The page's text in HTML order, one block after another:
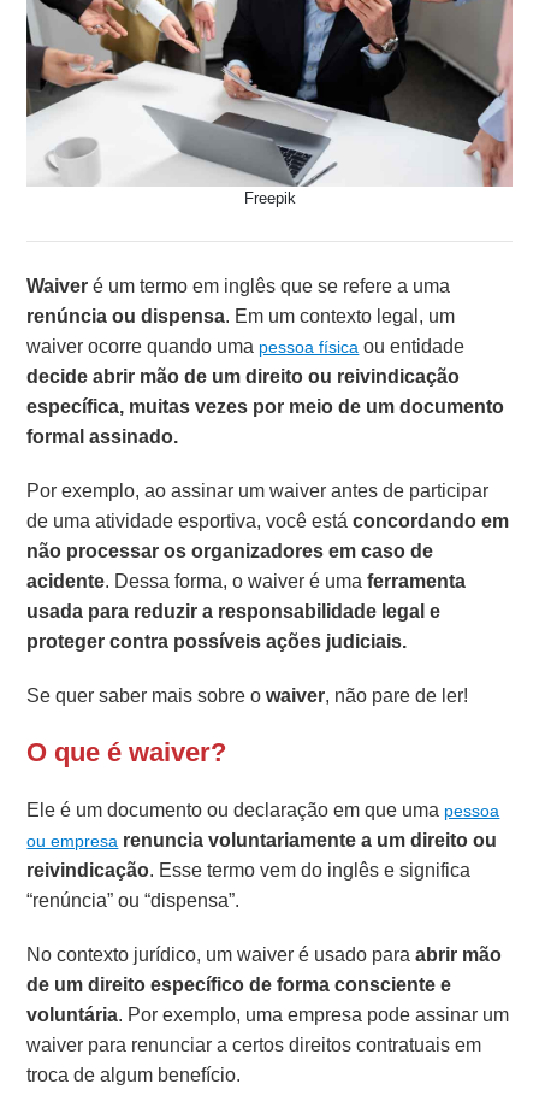
Freepik
Waiveré um termo em inglês que se refere a uma
renúncia ou dispensa. Em um contexto legal, um
waiver ocorre quando uma pessoa física ou entidade
decide abrir mão de um direito ou reivindicação
específica, muitas vezes por meio de um documento
formal assinado.
Por exemplo, ao assinar um waiver antes de participar
de uma atividade esportiva, você estáconcordando em
não processar os organizadores em caso de
acidente. Dessa forma, o waiver é umaferramenta
usada para reduzir a responsabilidade legal e
proteger contra possíveis ações judiciais.
Se quer saber mais sobre owaiver, não pare de ler!
O que é waiver?
Ele é um documento ou declaração em que uma pessoa
ou empresa renuncia voluntariamente a um direito ou
reivindicação. Esse termo vem do inglês e significa
“renúncia” ou “dispensa”.
No contexto jurídico, um waiver é usado paraabrir mão
de um direito específico de forma consciente e
voluntária. Por exemplo, uma empresa pode assinar um
waiver para renunciar a certos direitos contratuais em
troca de algum benefício.